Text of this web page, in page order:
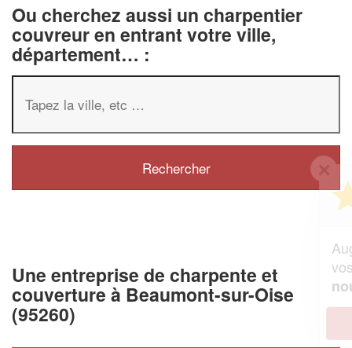
Ou cherchez aussi un charpentier
couvreur en entrant votre ville,
département… :
Une entreprise de charpente et
couverture à Beaumont-sur-Oise
(95260)
Vous êtes un
et
vos marges tout en gagnant de
nouveaux clients!